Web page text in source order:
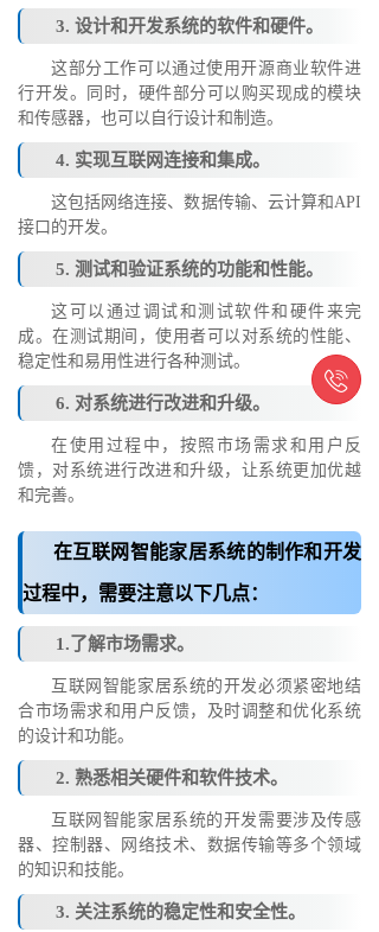
3. 设计和开发系统的软件和硬件。
这部分工作可以通过使用开源商业软件进
行开发。同时，硬件部分可以购买现成的模块
和传感器，也可以自行设计和制造。
4. 实现互联网连接和集成。
这包括网络连接、数据传输、云计算和API
接口的开发。
5. 测试和验证系统的功能和性能。
这可以通过调试和测试软件和硬件来完
成。在测试期间，使用者可以对系统的性能、
稳定性和易用性进行各种测试。
6. 对系统进行改进和升级。
在使用过程中，按照市场需求和用户反
馈，对系统进行改进和升级，让系统更加优越
和完善。
在互联网智能家居系统的制作和开发
过程中，需要注意以下几点：
1.了解市场需求。
互联网智能家居系统的开发必须紧密地结
合市场需求和用户反馈，及时调整和优化系统
的设计和功能。
2. 熟悉相关硬件和软件技术。
互联网智能家居系统的开发需要涉及传感
器、控制器、网络技术、数据传输等多个领域
的知识和技能。
3. 关注系统的稳定性和安全性。
